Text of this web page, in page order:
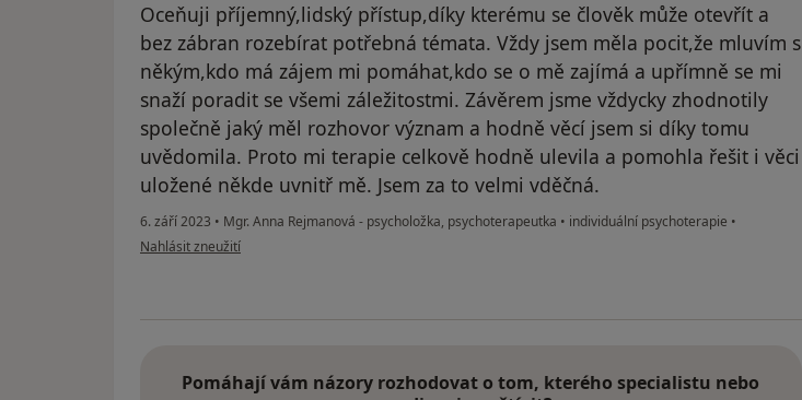
Oceňuji příjemný,lidský přístup,díky kterému se člověk může otevřít a
bez zábran rozebírat potřebná témata. Vždy jsem měla pocit,že mluvím s
někým,kdo má zájem mi pomáhat,kdo se o mě zajímá a upřímně se mi
snaží poradit se všemi záležitostmi. Závěrem jsme vždycky zhodnotily
společně jaký měl rozhovor význam a hodně věcí jsem si díky tomu
uvědomila. Proto mi terapie celkově hodně ulevila a pomohla řešit i věci
uložené někde uvnitř mě. Jsem za to velmi vděčná.
6. září 2023 • Mgr. Anna Rejmanová - psycholožka, psychoterapeutka • individuální psychoterapie •
podle názoru uživatele Lenka Procházková
Nahlásit zneužití
Pomáhají vám názory rozhodovat o tom, kterého specialistu nebo